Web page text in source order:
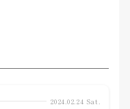
2024.02.24 Sat.